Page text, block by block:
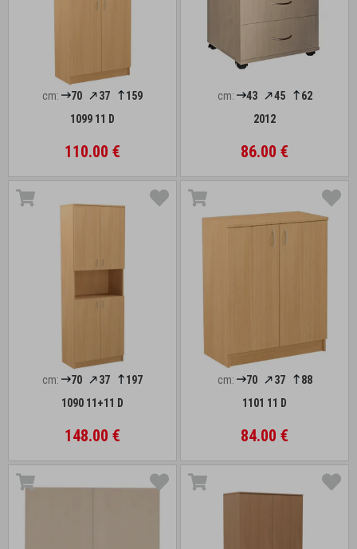
cm: 70 37
159
1099 11 D
110.00 €
cm: 43 45
62
2012
86.00 €
cm: 70 37
197
1090 11+11 D
148.00 €
cm: 70 37
88
1101 11 D
84.00 €